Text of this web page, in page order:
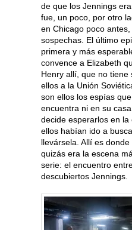
de que los Jennings
fue, un poco, por otro
en Chicago poco
sospechas. El último
primera y más
convence a Elizabeth
Henry allí, que no tiene
ellos a la Unión
son ellos los espías
encuentra ni en su
decide esperarlos en
ellos habían ido a
llevársela. Allí es
quizás era la escena
serie: el encuentro
descubiertos Jennings.